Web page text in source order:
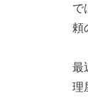
で
頼
最
理